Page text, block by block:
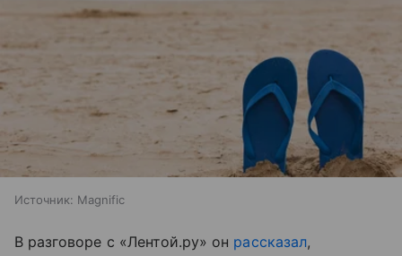
Источник: Magnific
В разговоре с «Лентой.ру» он рассказал,